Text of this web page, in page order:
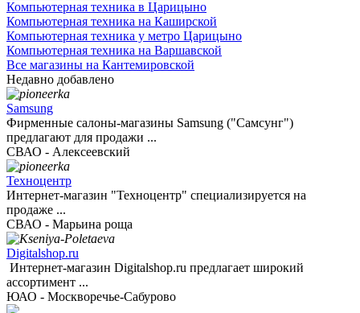
Компьютерная техника в Царицыно
Компьютерная техника на Каширской
Компьютерная техника у метро Царицыно
Компьютерная техника на Варшавской
Все магазины на Кантемировской
Недавно добавлено
Samsung
Фирменные салоны-магазины Samsung ("Самсунг")
предлагают для продажи ...
СВАО - Алексеевский
Техноцентр
Интернет-магазин "Техноцентр" специализируется на
продаже ...
СВАО - Марьина роща
Digitalshop.ru
Интернет-магазин Digitalshop.ru предлагает широкий
ассортимент ...
ЮАО - Москворечье-Сабурово